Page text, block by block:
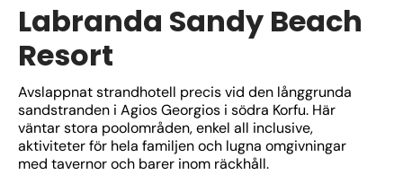
Labranda Sandy Beach
Resort
Avslappnat strandhotell precis vid den långgrunda
sandstranden i Agios Georgios i södra Korfu. Här
väntar stora poolområden, enkel all inclusive,
aktiviteter för hela familjen och lugna omgivningar
med tavernor och barer inom räckhåll.